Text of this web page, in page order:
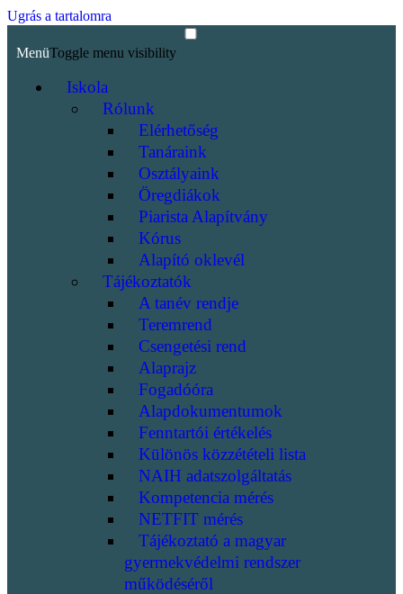
Ugrás a tartalomra
MenüToggle menu visibility
Iskola
Rólunk
Elérhetőség
Tanáraink
Osztályaink
Öregdiákok
Piarista Alapítvány
Kórus
Alapító oklevél
Tájékoztatók
A tanév rendje
Teremrend
Csengetési rend
Alaprajz
Fogadóóra
Alapdokumentumok
Fenntartói értékelés
Különös közzétételi lista
NAIH adatszolgáltatás
Kompetencia mérés
NETFIT mérés
Tájékoztató a magyar
gyermekvédelmi rendszer
működéséről